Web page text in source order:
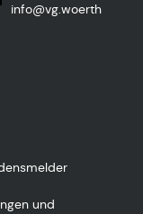
htreow.gv
@ofni
und